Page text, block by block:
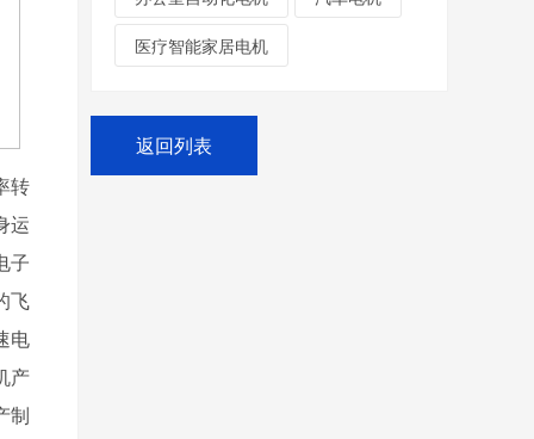
转
运
子
飞
电
产
制
医疗智能家居电机
返回列表